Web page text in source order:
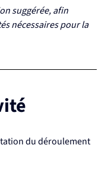
suggérée, afin
nécessaires pour la
du déroulement